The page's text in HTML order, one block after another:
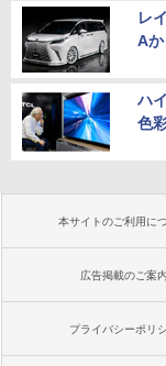
レ
Aか
ハ
色
本サイトのご利用に
広告掲載のご案内
プライバシーポリ